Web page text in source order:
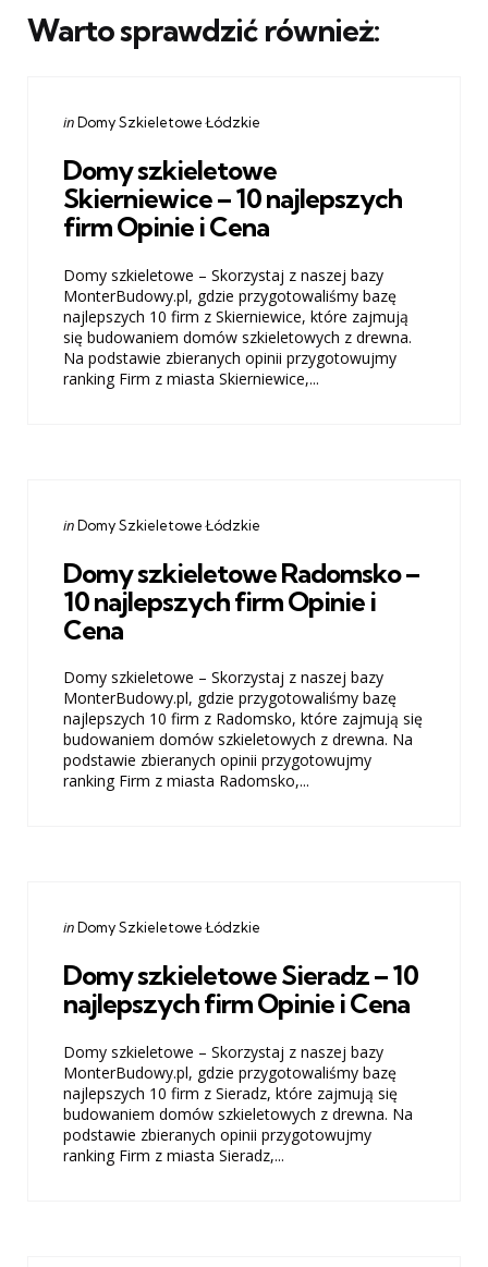
Warto sprawdzić również:
Categories
Posted
inDomy Szkieletowe Łódzkie
Domy szkieletowe
Skierniewice – 10 najlepszych
firm Opinie i Cena
Domy szkieletowe – Skorzystaj z naszej bazy
MonterBudowy.pl, gdzie przygotowaliśmy bazę
najlepszych 10 firm z Skierniewice, które zajmują
się budowaniem domów szkieletowych z drewna.
Na podstawie zbieranych opinii przygotowujmy
ranking Firm z miasta Skierniewice,...
Categories
Posted
inDomy Szkieletowe Łódzkie
Domy szkieletowe Radomsko –
10 najlepszych firm Opinie i
Cena
Domy szkieletowe – Skorzystaj z naszej bazy
MonterBudowy.pl, gdzie przygotowaliśmy bazę
najlepszych 10 firm z Radomsko, które zajmują się
budowaniem domów szkieletowych z drewna. Na
podstawie zbieranych opinii przygotowujmy
ranking Firm z miasta Radomsko,...
Categories
Posted
inDomy Szkieletowe Łódzkie
Domy szkieletowe Sieradz – 10
najlepszych firm Opinie i Cena
Domy szkieletowe – Skorzystaj z naszej bazy
MonterBudowy.pl, gdzie przygotowaliśmy bazę
najlepszych 10 firm z Sieradz, które zajmują się
budowaniem domów szkieletowych z drewna. Na
podstawie zbieranych opinii przygotowujmy
ranking Firm z miasta Sieradz,...